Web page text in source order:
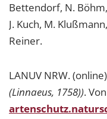
Bettendorf, N.
J. Kuch, M.
Reiner.
LANUV NRW.
(Linnaeus, 1758)). Von